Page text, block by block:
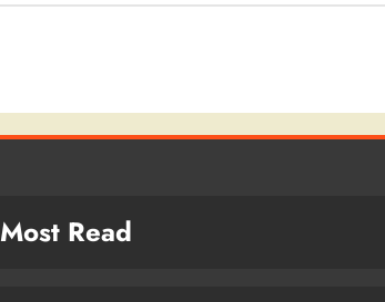
Most Read